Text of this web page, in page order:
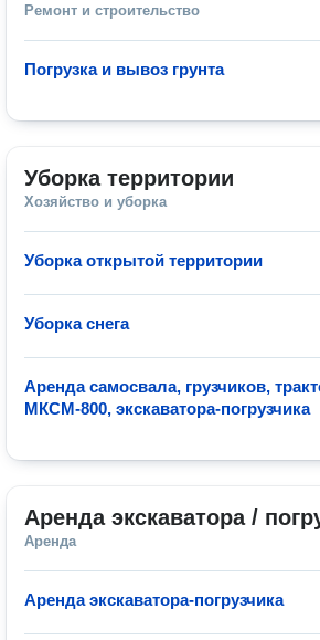
Ремонт и строительство
Погрузка и вывоз грунта
Уборка территории
Хозяйство и уборка
Уборка открытой территории
Уборка снега
Аренда самосвала, грузчиков,
МКСМ-800, экскаватора-погрузчика
Аренда экскаватора /
Аренда
Аренда экскаватора-погрузчика